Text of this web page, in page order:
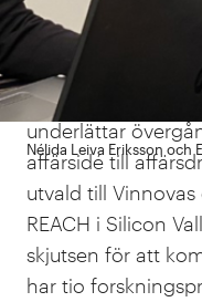
Nélida Leiva Eriksson och
100-listan
100-listan är ett
underlättar
affärsidé till
utvald till
REACH i Silicon
skjutsen för att
har tio